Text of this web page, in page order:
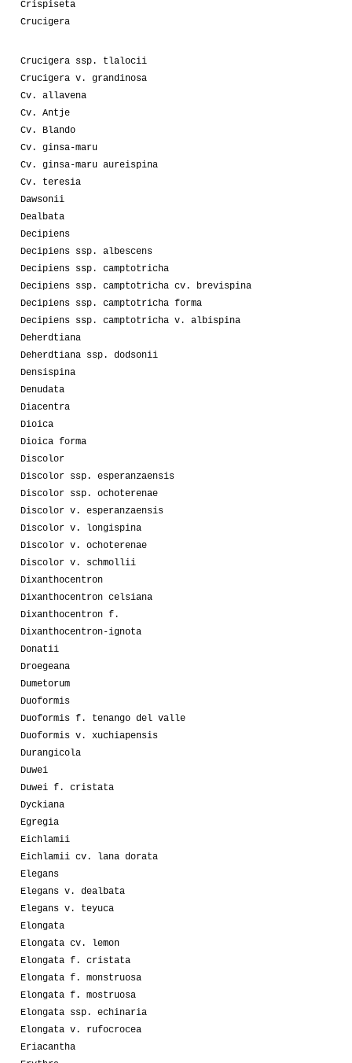
Crispiseta
Crucigera
Crucigera ssp. tlalocii
Crucigera v. grandinosa
Cv. allavena
Cv. Antje
Cv. Blando
Cv. ginsa-maru
Cv. ginsa-maru aureispina
Cv. teresia
Dawsonii
Dealbata
Decipiens
Decipiens ssp. albescens
Decipiens ssp. camptotricha
Decipiens ssp. camptotricha cv. brevispina
Decipiens ssp. camptotricha forma
Decipiens ssp. camptotricha v. albispina
Deherdtiana
Deherdtiana ssp. dodsonii
Densispina
Denudata
Diacentra
Dioica
Dioica forma
Discolor
Discolor ssp. esperanzaensis
Discolor ssp. ochoterenae
Discolor v. esperanzaensis
Discolor v. longispina
Discolor v. ochoterenae
Discolor v. schmollii
Dixanthocentron
Dixanthocentron celsiana
Dixanthocentron f.
Dixanthocentron-ignota
Donatii
Droegeana
Dumetorum
Duoformis
Duoformis f. tenango del valle
Duoformis v. xuchiapensis
Durangicola
Duwei
Duwei f. cristata
Dyckiana
Egregia
Eichlamii
Eichlamii cv. lana dorata
Elegans
Elegans v. dealbata
Elegans v. teyuca
Elongata
Elongata cv. lemon
Elongata f. cristata
Elongata f. monstruosa
Elongata f. mostruosa
Elongata ssp. echinaria
Elongata v. rufocrocea
Eriacantha